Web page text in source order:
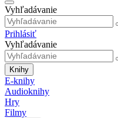
Vyhľadávanie
Prihlásiť
Vyhľadávanie
Knihy
E-knihy
Audioknihy
Hry
Filmy